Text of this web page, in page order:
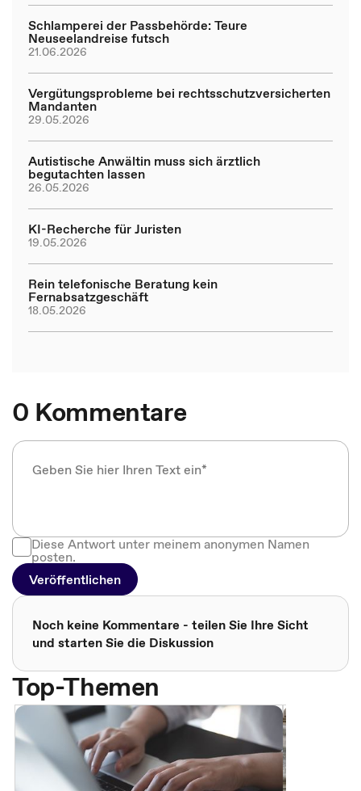
Schlamperei der Passbehörde: Teure
Neuseelandreise futsch
21.06.2026
Vergütungsprobleme bei rechtsschutzversicherten
Mandanten
29.05.2026
Autistische Anwältin muss sich ärztlich
begutachten lassen
26.05.2026
KI-Recherche für Juristen
19.05.2026
Rein telefonische Beratung kein
Fernabsatzgeschäft
18.05.2026
0 Kommentare
Diese Antwort unter meinem anonymen Namen
posten.
Veröffentlichen
Noch keine Kommentare - teilen Sie Ihre Sicht
und starten Sie die Diskussion
Top-Themen